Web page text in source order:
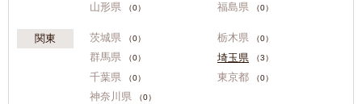
山形県 （0） 福島県 （0）
関東 茨城県 （0） 栃木県 （0）
群馬県 （0） 埼玉県 （3）
千葉県 （0） 東京都 （0）
神奈川県 （0）